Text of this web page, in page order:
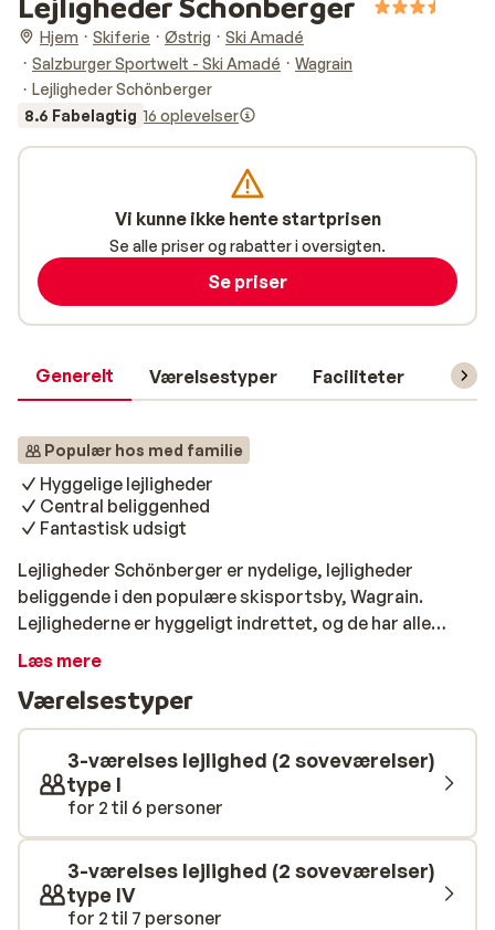
Hjem Skiferie Østrig
Ski Amadé
Salzburger Sportwelt - Ski Amadé
Wagrain
Lejligheder Schönberger
8.6 Fabelagtig 16 oplevelser
Generelt Værelsestyper Faciliteter
Populær hos med familie
Hyggelige lejligheder
Central beliggenhed
Fantastisk udsigt
Lejligheder Schönberger er nydelige, lejligheder
beliggende i den populære skisportsby, Wagrain.
Lejlighederne er hyggeligt indrettet, og de har alle
køkken. Lejlighederne ligger i fredelige omgivelser, ca.
pisten og liften. Skibussen holder ca. 200 meter fra
lejlighederne, så du har nem og hurtig adgang til de
velpræparerede pister. Når aftenen falder på, kan du
gå på opdagelse i byens hyggelige centrum, her er både
butikker, restauranter og et stor udvalg af livlige
afterski-barer. Sunweb anbefaler indkvateringen til
den garvede skiløber, som går mest op i skiløb og
afterski i det lokale miljø.
Læs mere
Værelsestyper
3-værelses lejlighed (2 soveværelser)
type I
for 2 til 6 personer
3-værelses lejlighed (2 soveværelser)
type IV
for 2 til 7 personer
Vi kunne ikke hente startprisen
Se alle priser og rabatter i oversigten.
Se priser